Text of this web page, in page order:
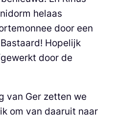
helaas
door een
Hopelijk
door de
van Ger zetten we
om van daaruit naar